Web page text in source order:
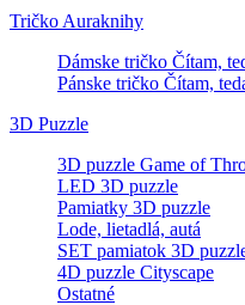
Tričko Auraknihy
Dámske tričko Čítam,
Pánske tričko Čítam,
3D Puzzle
3D puzzle Game of
LED 3D puzzle
Pamiatky 3D puzzle
Lode, lietadlá, autá
SET pamiatok 3D
4D puzzle Cityscape
Ostatné